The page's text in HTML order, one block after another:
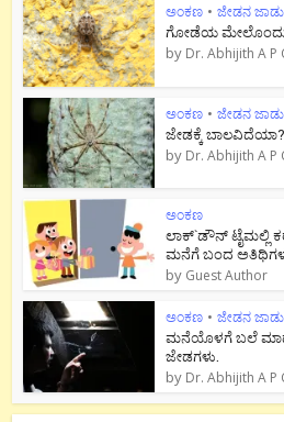
ಅಂಕಣ • ಜೇಡನ
ಗೋಡೆಯ ಮೇಲೊಂದು
by Dr. Abhijith A P
ಅಂಕಣ • ಜೇಡನ
ಜೇಡಕ್ಕೆ ಬಾಲವಿದೆಯಾ?
by Dr. Abhijith A P
ಅಂಕಣ
ಲಾಕ್`ಡೌನ್ ಟೈಮಲ್ಲಿ
ಮನೆಗೆ ಬಂದ
by Guest Author
ಅಂಕಣ • ಜೇಡನ
ಮನೆಯೊಳಗೆ ಬಲೆ
ಜೇಡಗಳು.
by Dr. Abhijith A P